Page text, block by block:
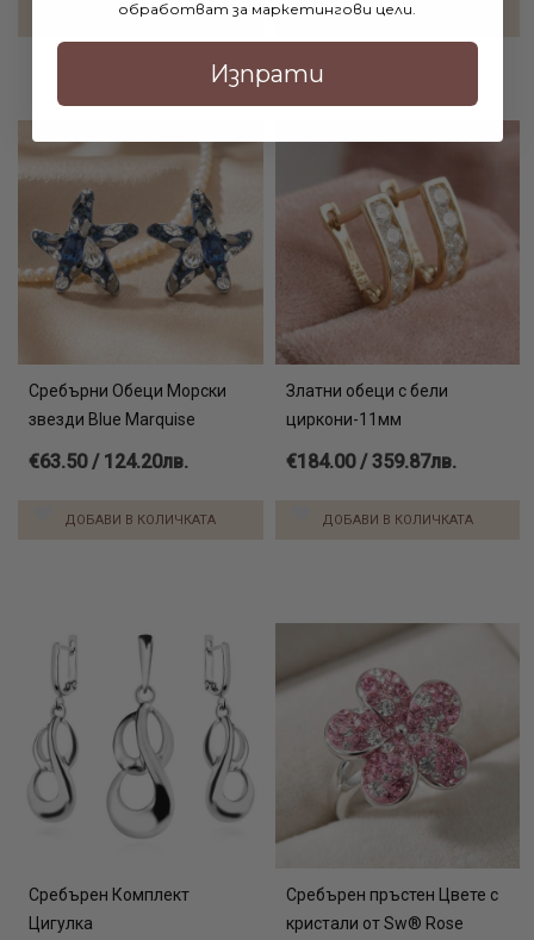
ДОБАВИ В КОЛИЧКАТА ДОБАВИ В КОЛИЧКАТА
Сребърни Обеци Морски
звезди Blue Marquise
€63.50 / 124.20лв.
ДОБАВИ В КОЛИЧКАТА
Златни обеци с бели
циркони-11мм
€184.00 / 359.87лв.
ДОБАВИ В КОЛИЧКАТА
Сребърен Комплект
Цигулка
Сребърен пръстен Цвете с
кристали от Sw® Rose
обработват за маркетингови цели.
Изпрати